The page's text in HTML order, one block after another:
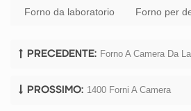
Forno da laboratorio Forno per
PRECEDENTE: Forno A Camera Da
PROSSIMO: 1400 Forni A Camera